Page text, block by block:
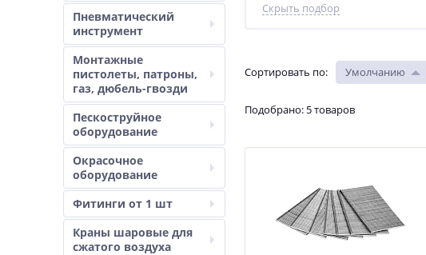
Пневматический
инструмент
Монтажные
пистолеты, патроны,
газ, дюбель-гвозди
Пескоструйное
оборудование
Окрасочное
оборудование
Фитинги от 1 шт
Краны шаровые для
сжатого воздуха
Скрыть подбор
Сортировать по: Умолчанию
Подобрано: 5 товаров